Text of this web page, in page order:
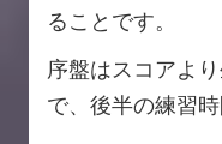
ることです。
序盤はスコアよ
で、後半の練習時